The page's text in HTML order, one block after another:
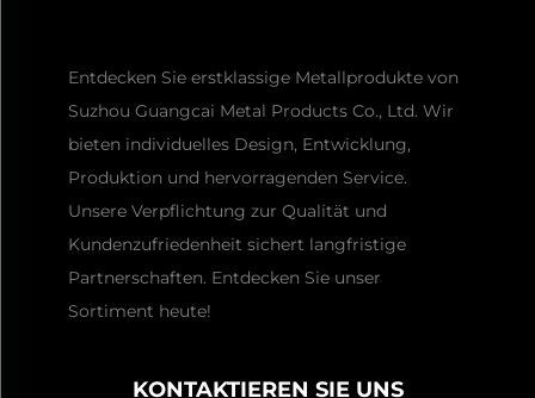
Entdecken Sie erstklassige Metallprodukte von
Suzhou Guangcai Metal Products Co., Ltd. Wir
bieten individuelles Design, Entwicklung,
Produktion und hervorragenden Service.
Unsere Verpflichtung zur Qualität und
Kundenzufriedenheit sichert langfristige
Partnerschaften. Entdecken Sie unser
Sortiment heute!
KONTAKTIEREN SIE UNS